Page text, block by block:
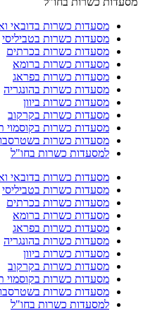
מסעדות כשרות בדובאי
מסעדות כשרות בטביליסי
מסעדות כשרות בכרתים
מסעדות כשרות ברומא
מסעדות כשרות בפראג
מסעדות כשרות בהונגריה
מסעדות כשרות ביוון
מסעדות כשרות בקרקוב
מסעדות כשרות בקוסמוי
מסעדות כשרות
למסעדות כשרות בחו"ל
מסעדות כשרות בדובאי
מסעדות כשרות בטביליסי
מסעדות כשרות בכרתים
מסעדות כשרות ברומא
מסעדות כשרות בפראג
מסעדות כשרות בהונגריה
מסעדות כשרות ביוון
מסעדות כשרות בקרקוב
מסעדות כשרות בקוסמוי
מסעדות כשרות
למסעדות כשרות בחו"ל